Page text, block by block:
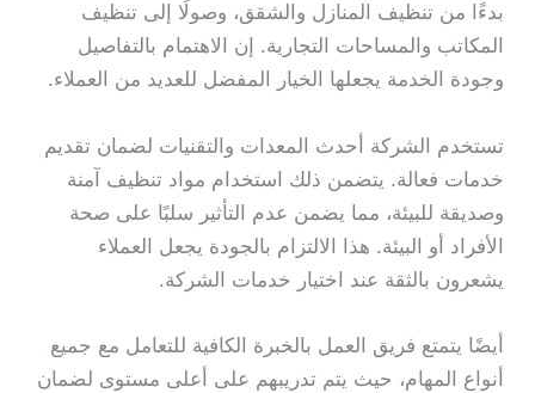
بدءًا من تنظيف المنازل والشقق، وصولًا إلى تنظيف
المكاتب والمساحات التجارية. إن الاهتمام بالتفاصيل
وجودة الخدمة يجعلها الخيار المفضل للعديد من العملاء.
تستخدم الشركة أحدث المعدات والتقنيات لضمان تقديم
خدمات فعالة. يتضمن ذلك استخدام مواد تنظيف آمنة
وصديقة للبيئة، مما يضمن عدم التأثير سلبًا على صحة
الأفراد أو البيئة. هذا الالتزام بالجودة يجعل العملاء
يشعرون بالثقة عند اختيار خدمات الشركة.
أيضًا يتمتع فريق العمل بالخبرة الكافية للتعامل مع جميع
أنواع المهام، حيث يتم تدريبهم على أعلى مستوى لضمان